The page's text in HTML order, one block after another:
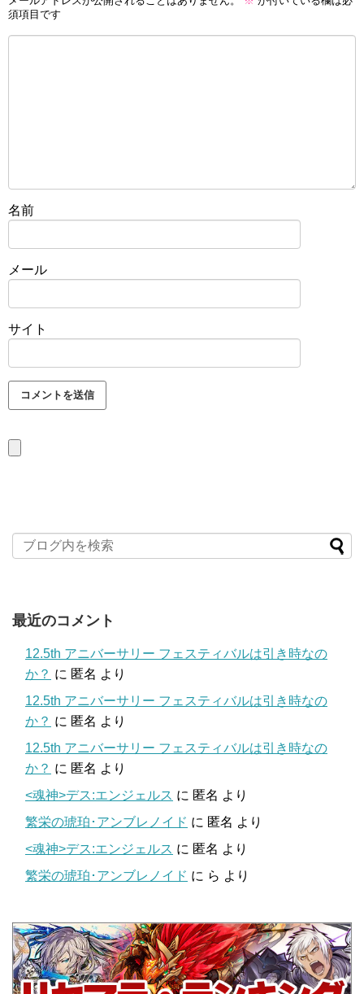
須項目です
名前
メール
サイト
最近のコメント
12.5th アニバーサリー フェスティバルは引き時なの
か？ に 匿名 より
12.5th アニバーサリー フェスティバルは引き時なの
か？ に 匿名 より
12.5th アニバーサリー フェスティバルは引き時なの
か？ に 匿名 より
<魂神>デス:エンジェルス に 匿名 より
繁栄の琥珀･アンブレノイド に 匿名 より
<魂神>デス:エンジェルス に 匿名 より
繁栄の琥珀･アンブレノイド に ら より